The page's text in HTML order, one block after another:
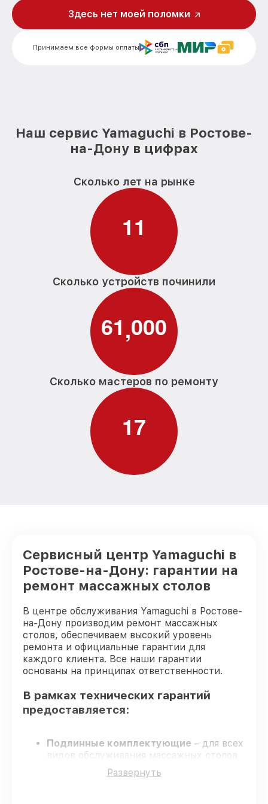
Принимаем все формы оплаты
Здесь нет моей поломки
Наш сервис Yamaguchi в Ростове-
на-Дону в цифрах
Сколько лет на рынке
11
Сколько устройств починили
61,000
Сколько мастеров по ремонту
17
Сервисный центр Yamaguchi в
Ростове-на-Дону: гарантии на
ремонт массажных столов
В центре обслуживания Yamaguchi в Ростове-
на-Дону производим ремонт массажных
столов, обеспечиваем высокий уровень
ремонта и официальные гарантии для
каждого клиента. Все наши гарантии
основаны на принципах ответственности.
В рамках технических гарантий
предоставляется:
Подлинные комплектующие – для всех
видов обслуживания массажных столов
применяются только оригинальные
Развернуть